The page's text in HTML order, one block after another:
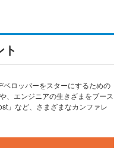
ロッパーをスターにするための
、エンジニアの生きざまをブース
」など、さまざまなカンファレ